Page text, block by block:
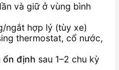
và giữ ở vùng bình
ngắt hợp lý (tùy xe)
thermostat, cổ nước,
ổn định sau 1–2 chu kỳ